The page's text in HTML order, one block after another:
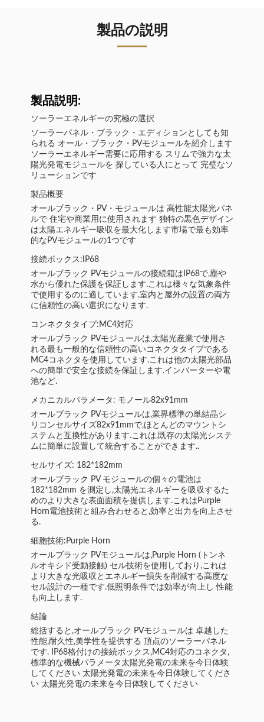
製品の説明
製品説明:
ソーラーエネルギーの究極の選択
ソーラーパネル・ブラック・エディションとしても知
られる オール・ブラック・PVモジュールを紹介します
ソーラーエネルギー需要に応用する スリムで強力な太
陽光発電モジュールを 探している人にとって 完璧なソ
リューションです
製品概要
オールブラック・PV・モジュールは 高性能太陽光パネ
ルで 住宅や商業用に使用されます 独特の黒色デザイン
は太陽エネルギー吸収を最大化します市場で最も効率
的なPVモジュールの1つです
接続ボックス:IP68
オールブラック PVモジュールの接続箱はIP68で,塵や
水から優れた保護を保証します.これは様々な気象条件
で使用するのに適しています.室内と屋外の設置の両方
に信頼性の高い選択になります.
コンネクタタイプ:MC4対応
オールブラック PVモジュールは,太陽光産業で使用さ
れる最も一般的な信頼性の高いコネクタタイプである
MC4コネクタを使用しています.これは他の太陽光部品
への簡単で安全な接続を保証します.インバーターや電
池など.
メカニカルパラメータ: モノール82x91mm
オールブラック PVモジュールは,業界標準の単結晶シ
リコンセルサイズ82x91mmで,ほとんどのマウントシ
ステムと互換性があります.これは,既存の太陽光システ
ムに簡単に設置して統合することができます..
セルサイズ: 182*182mm
オールブラック PV モジュールの個々の電池は
182*182mm を測定し,太陽光エネルギーを吸収するた
めのより大きな表面面積を提供します.これはPurple
Horn電池技術と組み合わせると,効率と出力を向上させ
る.
細胞技術:Purple Horn
オールブラック PVモジュールは,Purple Horn (トンネ
ルオキシド受動接触) セル技術を使用しており,これは
より大きな光吸収とエネルギー損失を削減する高度な
セル設計の一種です.低照明条件では効率が向上し 性能
も向上します.
結論
総括すると,オールブラック PVモジュールは 卓越した
性能,耐久性,美学性を提供する 頂点のソーラーパネル
です. IP68格付けの接続ボックス,MC4対応のコネクタ,
標準的な機械パラメータ太陽光発電の未来を今日体験
してください 太陽光発電の未来を今日体験してくださ
い 太陽光発電の未来を今日体験してください